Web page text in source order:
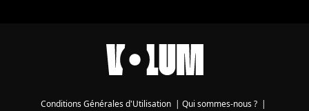
Conditions Générales d'Utilisation | Qui sommes-nous ? |